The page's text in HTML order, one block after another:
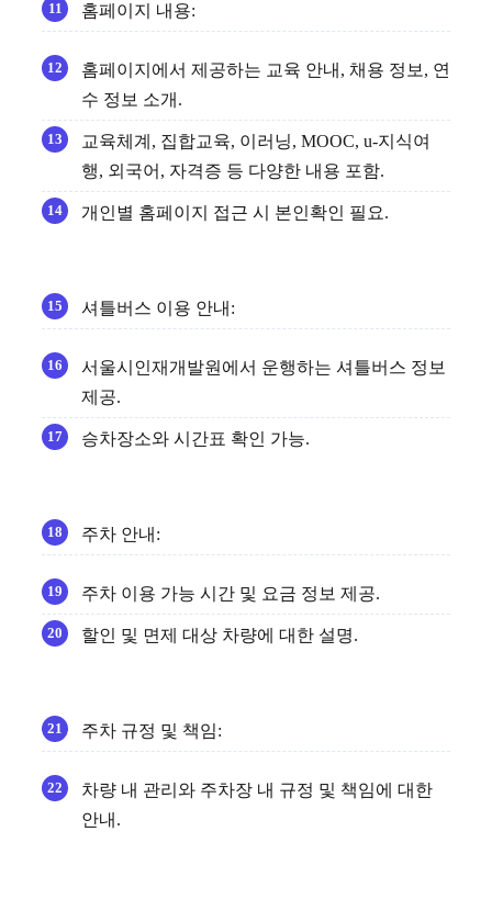
홈페이지 내용:
홈페이지에서 제공하는 교육 안내, 채용 정보, 연
수 정보 소개.
교육체계, 집합교육, 이러닝, MOOC, u-지식여
행, 외국어, 자격증 등 다양한 내용 포함.
개인별 홈페이지 접근 시 본인확인 필요.
셔틀버스 이용 안내:
서울시인재개발원에서 운행하는 셔틀버스 정보
제공.
승차장소와 시간표 확인 가능.
주차 안내:
주차 이용 가능 시간 및 요금 정보 제공.
할인 및 면제 대상 차량에 대한 설명.
주차 규정 및 책임:
차량 내 관리와 주차장 내 규정 및 책임에 대한
안내.